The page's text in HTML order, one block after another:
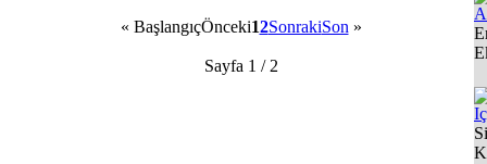
« BaşlangıçÖnceki12SonrakiSon »
Sayfa 1 / 2